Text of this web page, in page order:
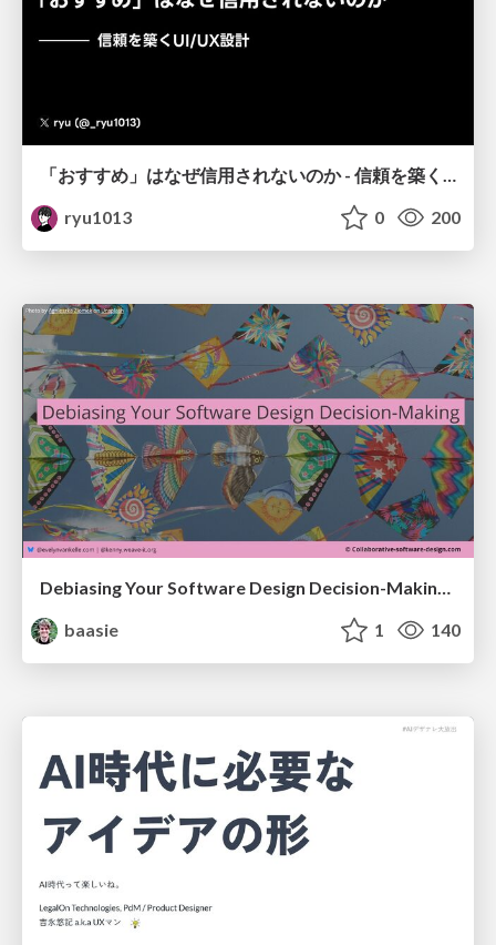
「おすすめ」はなぜ信用されないのか - 信頼を築くUI/UX設計
ryu1013
0 200
Debiasing Your Software Design Decision-Making @ Flowcon '26
baasie
1 140